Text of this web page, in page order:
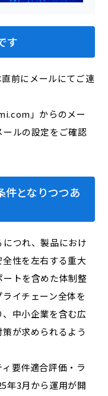
す
前にメールにてご連
」からのメー
ルの設定をご確認
件となりつつあ
つれ、製品におけ
性を左右する重大
トを含めた体制整
イチェーン全体を
中小企業を含む広
が求められるよう
要件適合評価・ラ
年3月から運用が開